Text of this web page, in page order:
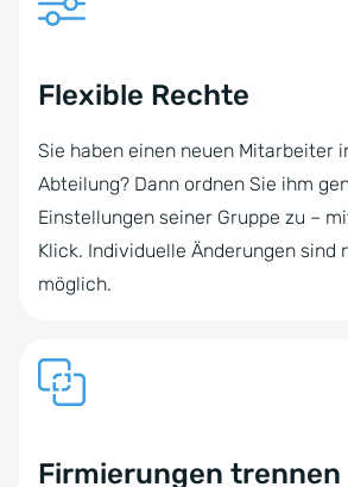
Flexible Rechte
Sie haben einen neuen Mitarbeiter
Abteilung? Dann ordnen Sie ihm
Einstellungen seiner Gruppe zu –
Klick. Individuelle Änderungen sind
möglich.
Firmierungen trennen